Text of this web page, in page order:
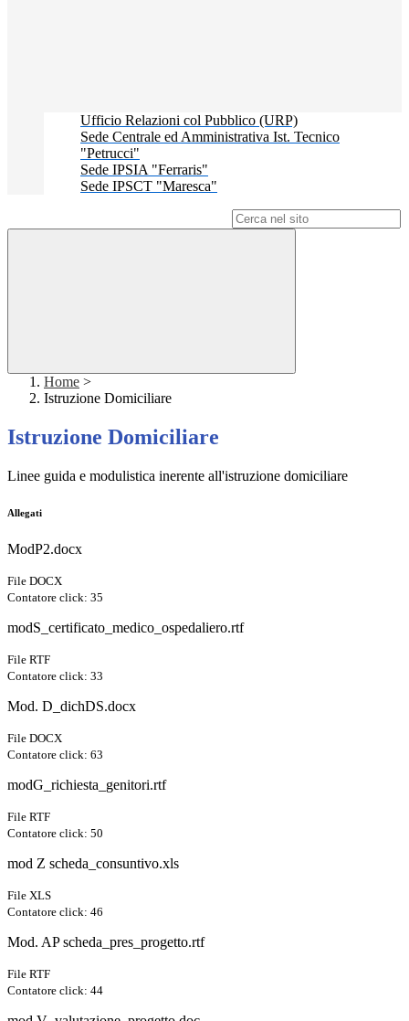
Ufficio Relazioni col Pubblico (URP)
Sede Centrale ed Amministrativa Ist. Tecnico
"Petrucci"
Sede IPSIA "Ferraris"
Sede IPSCT "Maresca"
Home >
Istruzione Domiciliare
Istruzione Domiciliare
Linee guida e modulistica inerente all'istruzione domiciliare
Allegati
ModP2.docx
File DOCX
Contatore click: 35
modS_certificato_medico_ospedaliero.rtf
File RTF
Contatore click: 33
Mod. D_dichDS.docx
File DOCX
Contatore click: 63
modG_richiesta_genitori.rtf
File RTF
Contatore click: 50
mod Z scheda_consuntivo.xls
File XLS
Contatore click: 46
Mod. AP scheda_pres_progetto.rtf
File RTF
Contatore click: 44